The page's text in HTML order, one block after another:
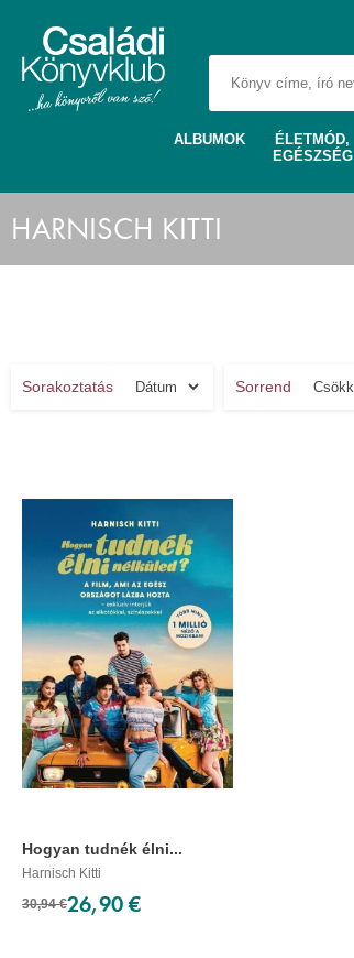
ALBUMOK
ÉLETMÓD,
EGÉSZSÉG
HARNISCH KITTI
Sorakoztatás Sorrend
Hogyan tudnék élni...
Harnisch Kitti
30,94 €26,90 €